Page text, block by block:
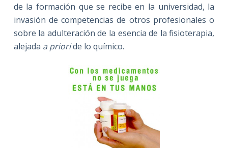
de la formación que se recibe en la universidad, la
invasión de competencias de otros profesionales o
sobre la adulteración de la esencia de la fisioterapia,
alejada a prioride lo químico.